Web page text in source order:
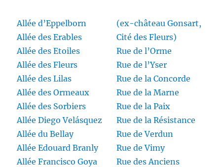
Allée d’Eppelborn
Allée des Erables
Allée des Etoiles
Allée des Fleurs
Allée des Lilas
Allée des Ormeaux
Allée des Sorbiers
Allée Diego Velásquez
Allée du Bellay
Allée Edouard Branly
Allée Francisco Goya
(ex-château Gonsart,
Cité des Fleurs)
Rue de l’Orme
Rue de l’Yser
Rue de la Concorde
Rue de la Marne
Rue de la Paix
Rue de la Résistance
Rue de Verdun
Rue de Vimy
Rue des Anciens